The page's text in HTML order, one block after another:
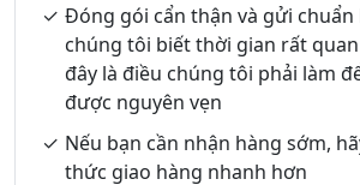
Đóng gói cẩn thận và gửi chuẩn
chúng tôi biết thời gian rất
đây là điều chúng tôi phải làm
được nguyên vẹn
Nếu bạn cần nhận hàng sớm,
thức giao hàng nhanh hơn